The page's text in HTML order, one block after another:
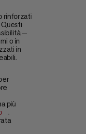
rinforzati
—
o in
in
più
.